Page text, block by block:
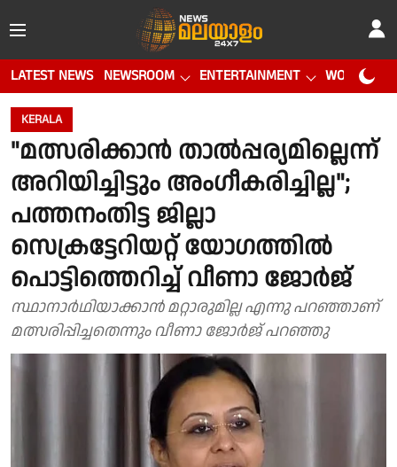
LATEST NEWS NEWSROOM ENTERTAINMENT WORLD CUP
KERALA
"മത്സരിക്കാൻ താൽപ്പര്യമില്ലെന്ന്
അറിയിച്ചിട്ടും അംഗീകരിച്ചില്ല";
പത്തനംതിട്ട ജില്ലാ
സെക്രട്ടേറിയറ്റ് യോഗത്തിൽ
പൊട്ടിത്തെറിച്ച് വീണാ ജോർജ്
സ്ഥാനാർഥിയാക്കാൻ മറ്റാരുമില്ല എന്നു പറഞ്ഞാണ്
മത്സരിപ്പിച്ചതെന്നും വീണാ ജോർജ് പറഞ്ഞു